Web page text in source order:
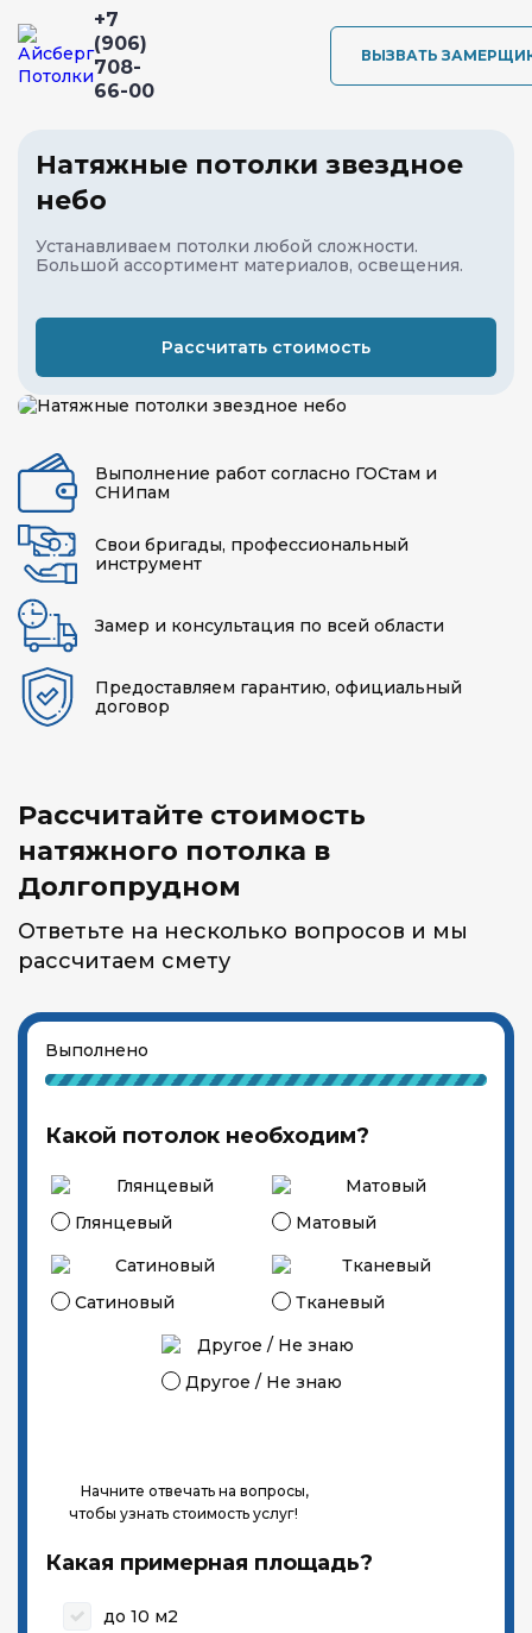
+7
(906)
708-
66-00
ВЫЗВАТЬ
Натяжные потолки звездное
небо
Устанавливаем потолки любой сложности.
Большой ассортимент материалов, освещения.
Рассчитать стоимость
Выполнение работ согласно ГОСтам и
СНИпам
Свои бригады, профессиональный
инструмент
Замер и консультация по всей области
Предоставляем гарантию, официальный
договор
Рассчитайте стоимость
натяжного потолка в
Долгопрудном
Ответьте на несколько вопросов и мы
рассчитаем смету
Выполнено
Какой потолок необходим?
Глянцевый Матовый
Сатиновый Тканевый
Другое / Не знаю
Начните отвечать на вопросы,
чтобы узнать стоимость услуг!
Какая примерная площадь?
до 10 м2